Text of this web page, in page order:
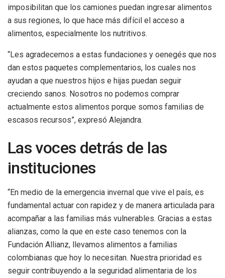
imposibilitan que los camiones puedan ingresar alimentos
a sus regiones, lo que hace más difícil el acceso a
alimentos, especialmente los nutritivos.
“Les agradecemos a estas fundaciones y oenegés que nos
dan estos paquetes complementarios, los cuales nos
ayudan a que nuestros hijos e hijas puedan seguir
creciendo sanos. Nosotros no podemos comprar
actualmente estos alimentos porque somos familias de
escasos recursos”, expresó Alejandra.
Las voces detrás de las
instituciones
“En medio de la emergencia invernal que vive el país, es
fundamental actuar con rapidez y de manera articulada para
acompañar a las familias más vulnerables. Gracias a estas
alianzas, como la que en este caso tenemos con la
Fundación Allianz, llevamos alimentos a familias
colombianas que hoy lo necesitan. Nuestra prioridad es
seguir contribuyendo a la seguridad alimentaria de los